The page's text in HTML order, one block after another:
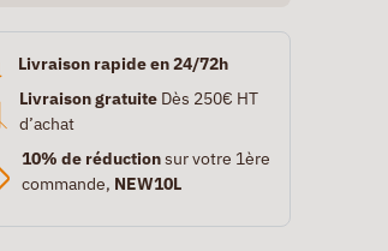
Livraison rapide en 24/72h
Livraison gratuiteDès 250€ HT
d’achat
10% de réductionsur votre 1ère
commande, NEW10L